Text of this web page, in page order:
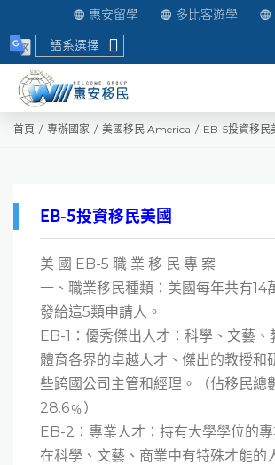
惠安留學 多比客遊學
語系選擇
首頁 專辦國家 美國移民 America EB-5投資移民
EB-5投資移民美國
美 國 EB-5 職 業 移 民 專 案
一、職業移民種類：美國每年共有14
發給這5類申請人。
EB-1：優秀傑出人才：科學、文藝、
體育各界的卓越人才、傑出的教授和
些跨國公司主管和經理。（佔移民總
28.6﹪）
EB-2：專業人才：持有大學學位的
在科學、文藝、商業中有特殊才能的